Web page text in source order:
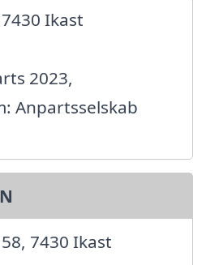
Ikast
2023,
Anpartsselskab
7430 Ikast